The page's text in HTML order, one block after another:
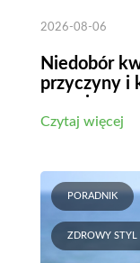
2026-08-06
Niedobór
przyczyny i
Czytaj więcej
PORADNIK
ZDROWY STYL